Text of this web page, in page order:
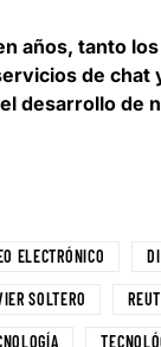
años, tanto
de
desarrollo de
ELECTRÓNICO
SOLTERO